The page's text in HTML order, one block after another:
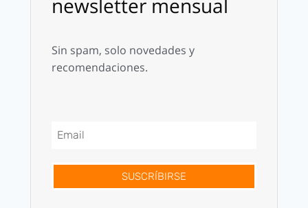
newsletter mensual
Sin spam, solo novedades y
recomendaciones.
SUSCRÍBIRSE